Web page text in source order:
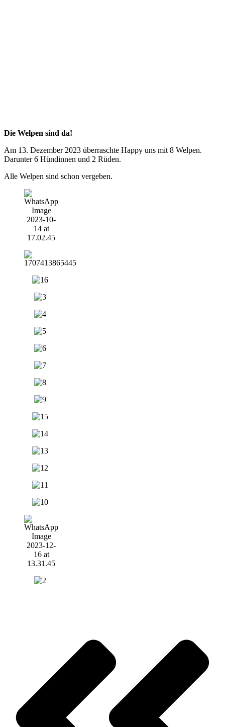
Die Welpen sind da!
Am 13. Dezember 2023 überraschte Happy uns mit 8 Welpen.
Darunter 6 Hündinnen und 2 Rüden.
Alle Welpen sind schon vergeben.